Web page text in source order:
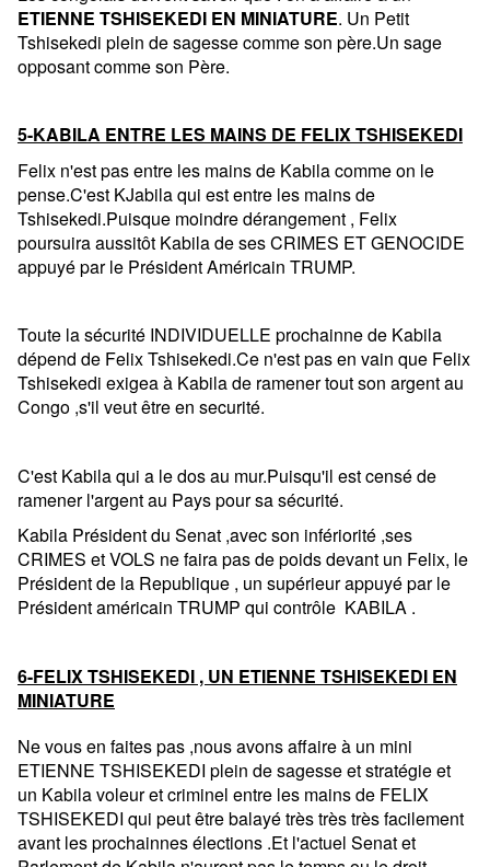
ETIENNE TSHISEKEDI EN MINIATURE. Un Petit
Tshisekedi plein de sagesse comme son père.Un sage
opposant comme son Père.
5-KABILA ENTRE LES MAINS DE FELIX TSHISEKEDI
Felix n'est pas entre les mains de Kabila comme on le
pense.C'est KJabila qui est entre les mains de
Tshisekedi.Puisque moindre dérangement , Felix
poursuira aussitôt Kabila de ses CRIMES ET GENOCIDE
appuyé par le Président Américain TRUMP.
Toute la sécurité INDIVIDUELLE prochainne de Kabila
dépend de Felix Tshisekedi.Ce n'est pas en vain que Felix
Tshisekedi exigea à Kabila de ramener tout son argent au
Congo ,s'il veut être en securité.
C'est Kabila qui a le dos au mur.Puisqu'il est censé de
ramener l'argent au Pays pour sa sécurité.
Kabila Président du Senat ,avec son infériorité ,ses
CRIMES et VOLS ne faira pas de poids devant un Felix, le
Président de la Republique , un supérieur appuyé par le
Président américain TRUMP qui contrôle KABILA .
6-FELIX TSHISEKEDI , UN ETIENNE TSHISEKEDI EN
MINIATURE
Ne vous en faites pas ,nous avons affaire à un mini
ETIENNE TSHISEKEDI plein de sagesse et stratégie et
un Kabila voleur et criminel entre les mains de FELIX
TSHISEKEDI qui peut être balayé très très très facilement
avant les prochainnes élections .Et l'actuel Senat et